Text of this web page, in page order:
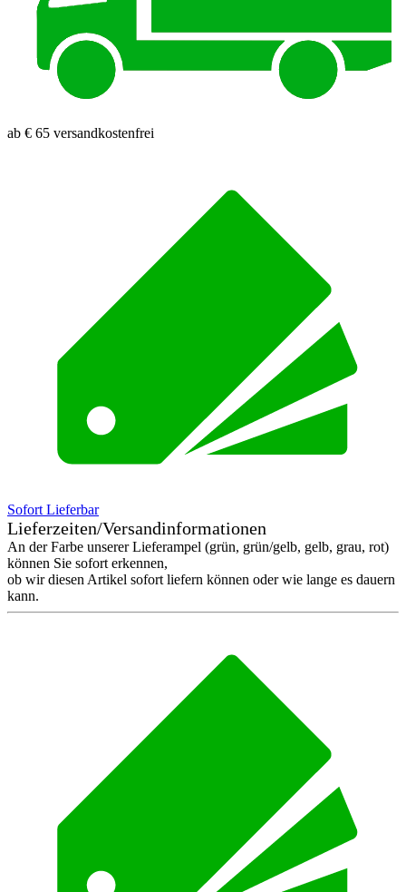
ab € 65 versandkostenfrei
Sofort Lieferbar
Lieferzeiten/Versandinformationen
An der Farbe unserer Lieferampel (grün, grün/gelb, gelb, grau, rot)
können Sie sofort erkennen,
ob wir diesen Artikel sofort liefern können oder wie lange es dauern
kann.